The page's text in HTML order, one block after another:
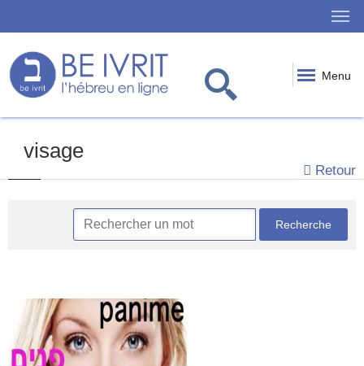
Menu
visage
Retour